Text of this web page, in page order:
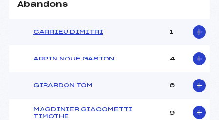
Abandons
CARRIEU DIMITRI 1
ARPIN NOUE GASTON 4
GIRARDON TOM 6
MAGDINIER GIACOMETTI
TIMOTHE
9